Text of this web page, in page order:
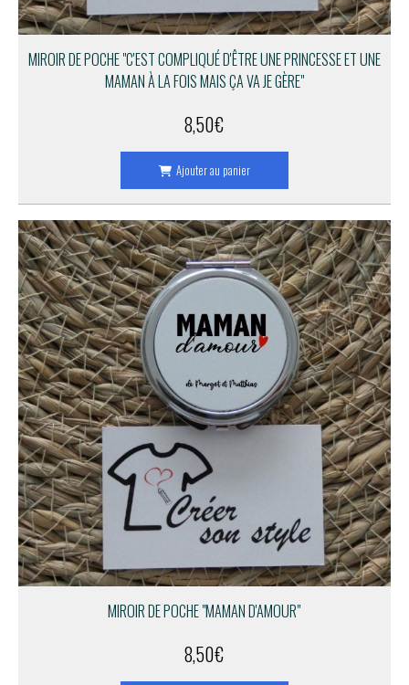
MIROIR DE POCHE "C'EST COMPLIQUÉ D'ÊTRE UNE PRINCESSE ET UNE
MAMAN À LA FOIS MAIS ÇA VA JE GÈRE"
8,50€
Ajouter au panier
MIROIR DE POCHE "MAMAN D'AMOUR"
8,50€